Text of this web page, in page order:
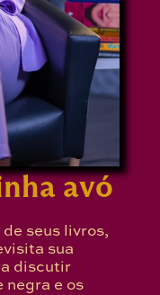
avó
seus livros,
sua
discutir
negra e os